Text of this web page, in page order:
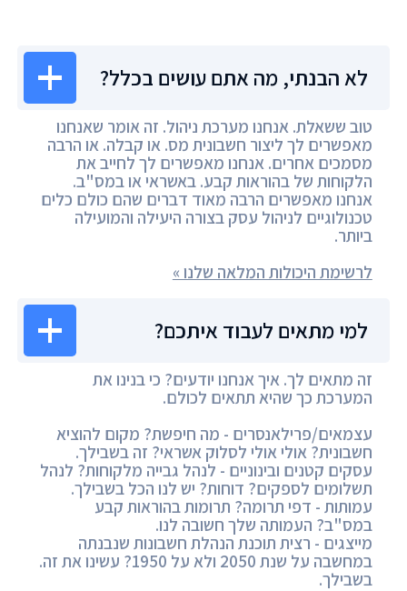
לא הבנתי, מה אתם עושים בכלל?
טוב ששאלת. אנחנו מערכת ניהול. זה אומר שאנחנו
מאפשרים לך ליצור חשבונית מס. או קבלה. או הרבה
מסמכים אחרים. אנחנו מאפשרים לך לחייב את
הלקוחות של בהוראות קבע. באשראי או במס"ב.
אנחנו מאפשרים הרבה מאוד דברים שהם כולם כלים
טכנולוגיים לניהול עסק בצורה היעילה והמועילה
ביותר.
לרשימת היכולות המלאה שלנו »
למי מתאים לעבוד איתכם?
זה מתאים לך. איך אנחנו יודעים? כי בנינו את
המערכת כך שהיא תתאים לכולם.
עצמאים/פרילאנסרים - מה חיפשת? מקום להוציא
חשבונית? אולי אולי לסלוק אשראי? זה בשבילך.
עסקים קטנים ובינוניים - לנהל גבייה מלקוחות? לנהל
תשלומים לספקים? דוחות? יש לנו הכל בשבילך.
עמותות - דפי תרומה? תרומות בהוראות קבע
במס"ב? העמותה שלך חשובה לנו.
מייצגים - רצית תוכנת הנהלת חשבונות שנבנתה
במחשבה על שנת 2050 ולא על 1950? עשינו את זה.
בשבילך.